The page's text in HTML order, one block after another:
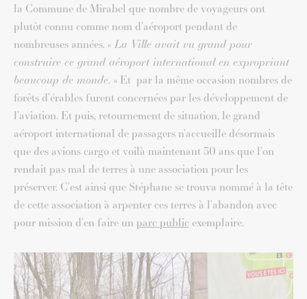
la Commune de Mirabel que nombre de voyageurs ont
plutôt connu comme nom d’aéroport pendant de
nombreuses années. « La Ville avait vu grand pour
construire ce grand aéroport international en expropriant
beaucoup de monde. » Et par la même occasion nombres de
forêts d’érables furent concernées par les développement de
l’aviation. Et puis, retournement de situation, le grand
aéroport international de passagers n’accueille désormais
que des avions cargo et voilà maintenant 30 ans que l’on
rendait pas mal de terres à une association pour les
préserver. C’est ainsi que Stéphane se trouva nommé à la tête
de cette association à arpenter ces terres à l’abandon avec
pour mission d’en faire un parc publicexemplaire.